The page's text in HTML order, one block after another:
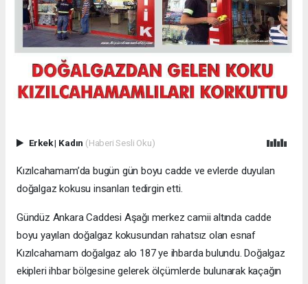
Erkek| Kadın (Haberi Sesli Oku)
Kızılcahamam’da bugün gün boyu cadde ve evlerde duyulan
doğalgaz kokusu insanları tedirgin etti.
Gündüz Ankara Caddesi Aşağı merkez camii altında cadde
boyu yayılan doğalgaz kokusundan rahatsız olan esnaf
Kızılcahamam doğalgaz alo 187 ye ihbarda bulundu. Doğalgaz
ekipleri ihbar bölgesine gelerek ölçümlerde bulunarak kaçağın